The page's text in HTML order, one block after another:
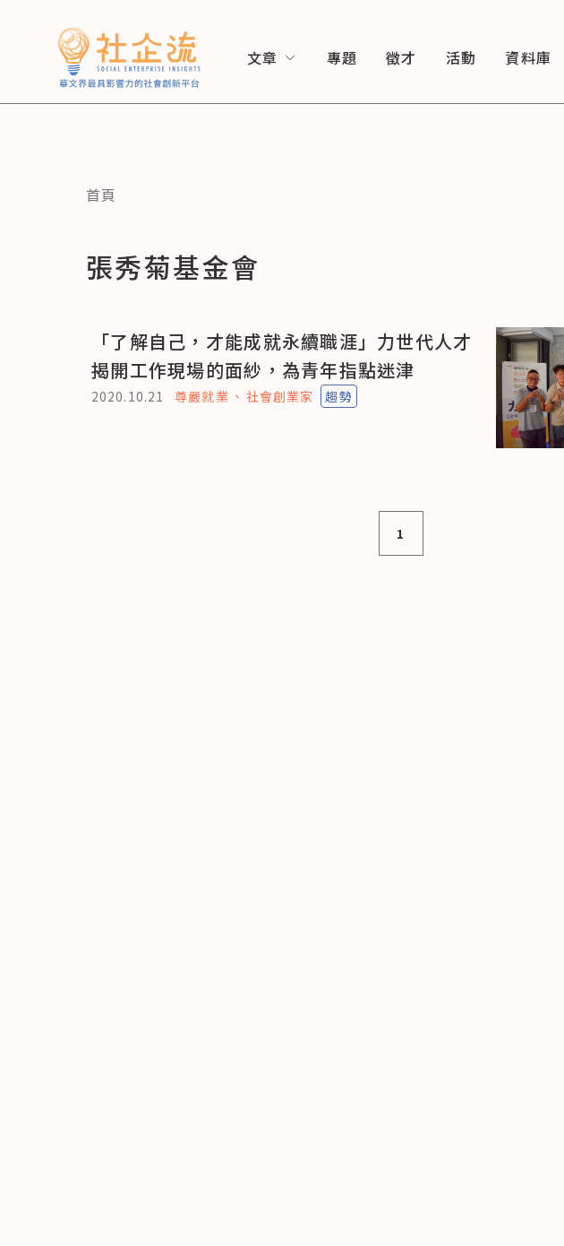
文章 專題 徵才 活動 資料庫
首頁
張秀菊基金會
「了解自己，才能成就永續職涯」力世代人才
揭開工作現場的面紗，為青年指點迷津
2020.10.21 尊嚴就業 社會創業家 趨勢
1